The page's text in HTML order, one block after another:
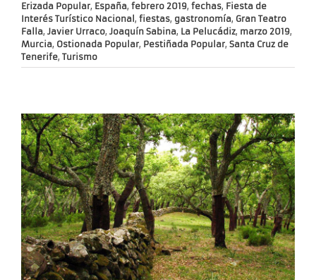
Erizada Popular, España, febrero 2019, fechas, Fiesta de
Interés Turístico Nacional , fiestas, gastronomía, Gran Teatro
Falla, Javier Urraco, Joaquín Sabina, La Pelucádiz, marzo 2019,
Murcia, Ostionada Popular, Pestiñada Popular, Santa Cruz de
Tenerife, Turismo